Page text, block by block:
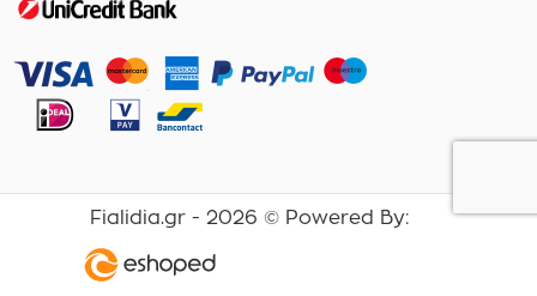
Fialidia.gr - 2026 © Powered By: